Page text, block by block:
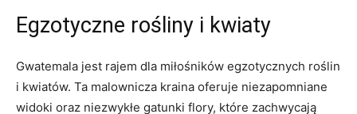
Egzotyczne rośliny i kwiaty
Gwatemala jest‌ rajem dla miłośników egzotycznych⁢ roślin
i​ kwiatów. ⁤Ta malownicza kraina oferuje​ niezapomniane
widoki‍ oraz niezwykłe gatunki flory,​ które zachwycają